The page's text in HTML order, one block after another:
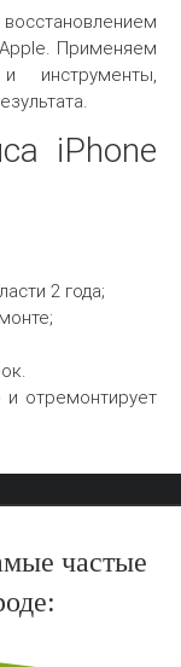
Применяем
инструменты,
iPhone
2 года;
отремонтирует
частые